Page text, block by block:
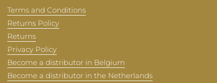
Terms and Conditions
Returns Policy
Returns
Privacy Policy
Become a distributor in Belgium
Become a distributor in the Netherlands